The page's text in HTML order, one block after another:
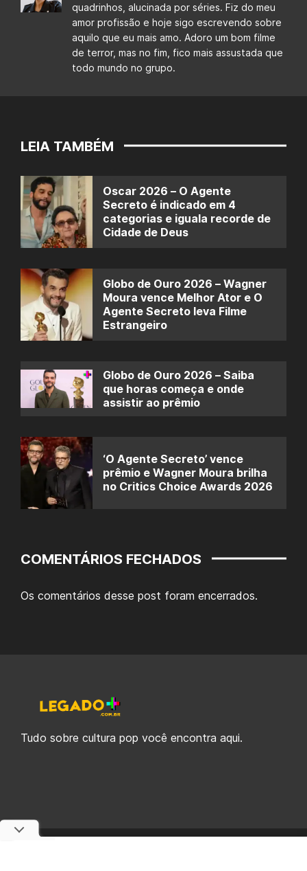
quadrinhos, alucinada por séries. Fiz do meu
amor profissão e hoje sigo escrevendo sobre
aquilo que eu mais amo. Adoro um bom filme
de terror, mas no fim, fico mais assustada que
todo mundo no grupo.
LEIA TAMBÉM
Oscar 2026 – O Agente
Secreto é indicado em 4
categorias e iguala recorde de
Cidade de Deus
Globo de Ouro 2026 – Wagner
Moura vence Melhor Ator e O
Agente Secreto leva Filme
Estrangeiro
Globo de Ouro 2026 – Saiba
que horas começa e onde
assistir ao prêmio
‘O Agente Secreto’ vence
prêmio e Wagner Moura brilha
no Critics Choice Awards 2026
COMENTÁRIOS FECHADOS
Os comentários desse post foram encerrados.
Tudo sobre cultura pop você encontra aqui.